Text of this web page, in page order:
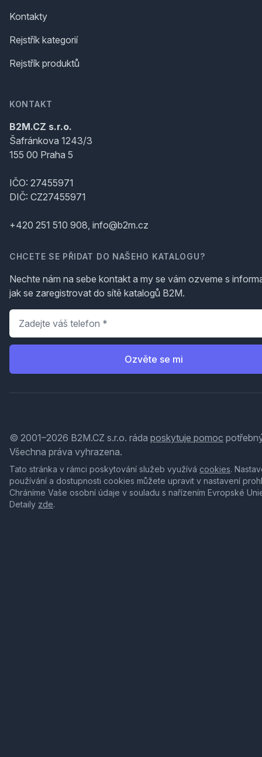
Kontakty
Rejstřík kategorií
Rejstřík produktů
KONTAKT
B2M.CZ s.r.o.
Šafránkova 1243/3
155 00 Praha 5
IČO: 27455971
DIČ: CZ27455971
+420 251 510 908, info@b2m.cz
CHCETE SE PŘIDAT DO NAŠEHO KATALOGU?
Nechte nám na sebe kontakt a my se vám ozveme s
jak se zaregistrovat do sítě katalogů B2M.
Telefon
Ozvěte se mi
© 2001–2026 B2M.CZ s.r.o. ráda poskytuje pomoc
Všechna práva vyhrazena.
Tato stránka v rámci poskytování služeb využívá cookies.
používání a dostupnosti cookies můžete upravit v nastavení
Chráníme Vaše osobní údaje v souladu s nařízením Evropské
Detaily zde.